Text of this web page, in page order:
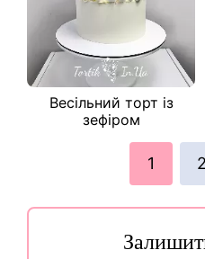
Весільний торт із
зефіром
1 2